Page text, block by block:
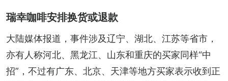
瑞幸咖啡安排换货或退款
大陆媒体报道，事件涉及辽宁、湖北、江苏等省市，
亦有人称河北、黑龙江、山东和重庆的买家同样“中
招”，不过有广东、北京、天津等地方买家表示收到正